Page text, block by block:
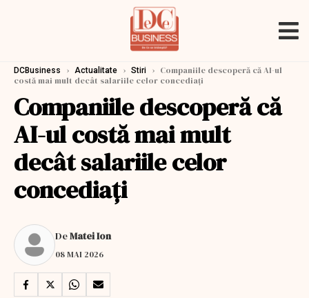
DCBusiness › Actualitate › Stiri › Companiile descoperă că AI-ul
costă mai mult decât salariile celor concediați
Companiile descoperă că
AI-ul costă mai mult
decât salariile celor
concediați
DeMatei Ion
08 MAI 2026